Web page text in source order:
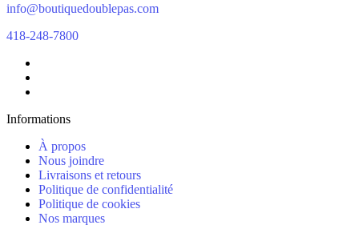
info@boutiquedoublepas.com
418-248-7800
Informations
À propos
Nous joindre
Livraisons et retours
Politique de confidentialité
Politique de cookies
Nos marques